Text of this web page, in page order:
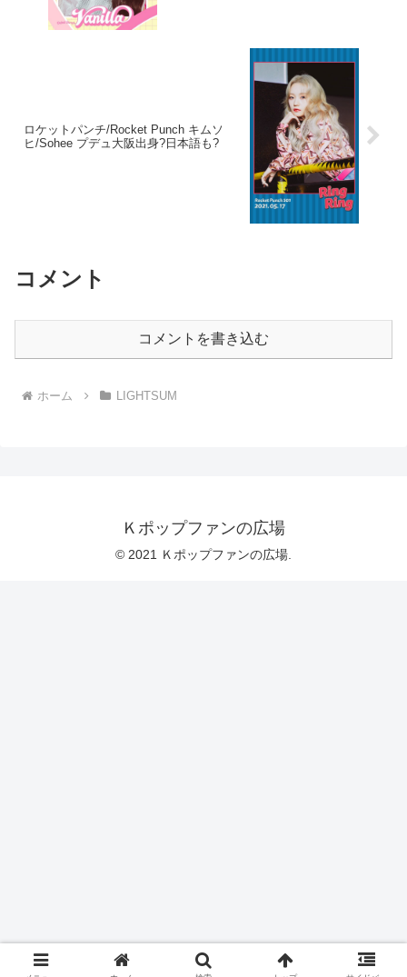
ロケットパンチ/Rocket Punch キムソ
ヒ/Sohee プデュ大阪出身?日本語も?
コメント
コメントを書き込む
ホーム LIGHTSUM
Ｋポップファンの広場
© 2021 Ｋポップファンの広場.